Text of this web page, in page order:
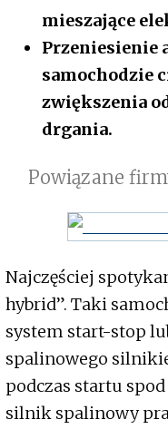
mieszające
Przeniesienie
samochodzie
zwiększenia
drgania.
Powiązane
Najczęściej
hybrid”. Taki
system start-stop
spalinowego
podczas startu
silnik spalinowy